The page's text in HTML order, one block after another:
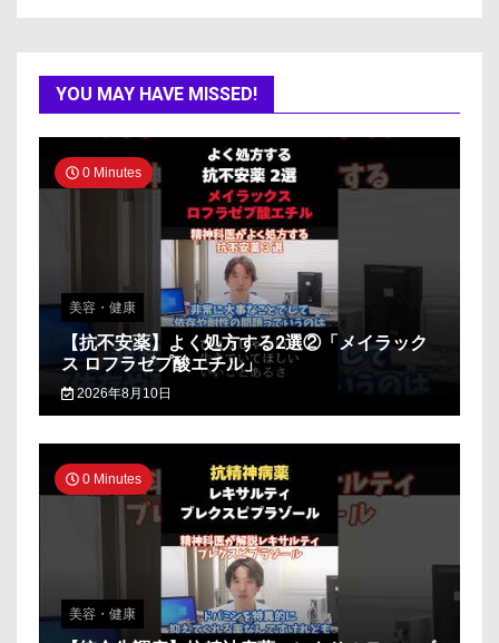
YOU MAY HAVE MISSED!
0 Minutes
美容・健康
【抗不安薬】よく処方する2選②「メイラック
ス ロフラゼプ酸エチル」
2026年8月10日
0 Minutes
美容・健康